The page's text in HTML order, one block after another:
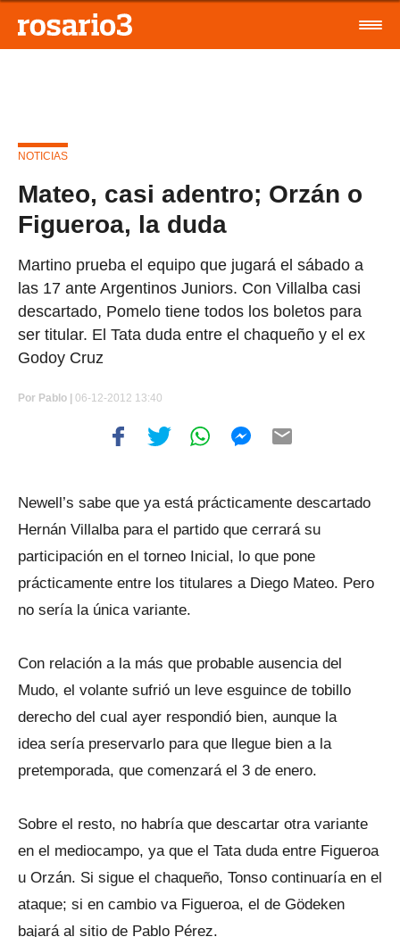
NOTICIAS
Mateo, casi adentro; Orzán o
Figueroa, la duda
Martino prueba el equipo que jugará el sábado a
las 17 ante Argentinos Juniors. Con Villalba casi
descartado, Pomelo tiene todos los boletos para
ser titular. El Tata duda entre el chaqueño y el ex
Godoy Cruz
Por Pablo | 06-12-2012 13:40
Newell’s sabe que ya está prácticamente descartado
Hernán Villalba para el partido que cerrará su
participación en el torneo Inicial, lo que pone
prácticamente entre los titulares a Diego Mateo. Pero
no sería la única variante.
Con relación a la más que probable ausencia del
Mudo, el volante sufrió un leve esguince de tobillo
derecho del cual ayer respondió bien, aunque la
idea sería preservarlo para que llegue bien a la
pretemporada, que comenzará el 3 de enero.
Sobre el resto, no habría que descartar otra variante
en el mediocampo, ya que el Tata duda entre Figueroa
u Orzán. Si sigue el chaqueño, Tonso continuaría en el
ataque; si en cambio va Figueroa, el de Gödeken
bajará al sitio de Pablo Pérez.